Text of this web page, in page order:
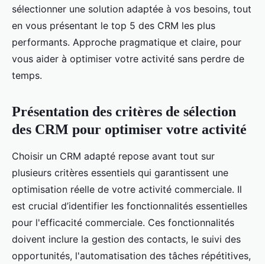
sélectionner une solution adaptée à vos besoins, tout
en vous présentant le top 5 des CRM les plus
performants. Approche pragmatique et claire, pour
vous aider à optimiser votre activité sans perdre de
temps.
Présentation des critères de sélection
des CRM pour optimiser votre activité
Choisir un CRM adapté repose avant tout sur
plusieurs critères essentiels qui garantissent une
optimisation réelle de votre activité commerciale. Il
est crucial d’identifier les fonctionnalités essentielles
pour l'efficacité commerciale. Ces fonctionnalités
doivent inclure la gestion des contacts, le suivi des
opportunités, l'automatisation des tâches répétitives,